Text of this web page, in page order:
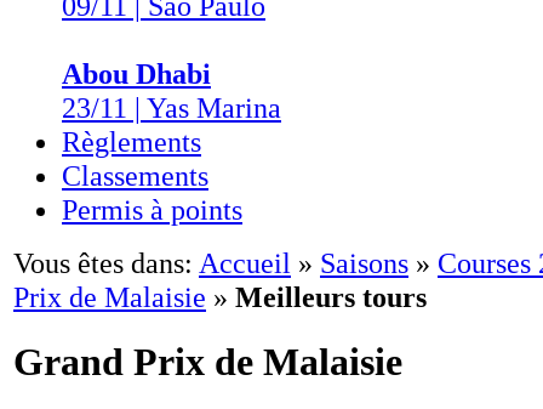
Abou Dhabi
23/11 | Yas Marina
Règlements
Classements
Permis à points
Vous êtes dans: Accueil » Saisons » Courses
Prix de Malaisie » Meilleurs tours
Grand Prix de Malaisie